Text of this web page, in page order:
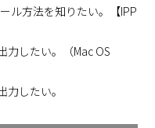
ル方法を知りたい。【IPP
力したい。（Mac OS
したい。